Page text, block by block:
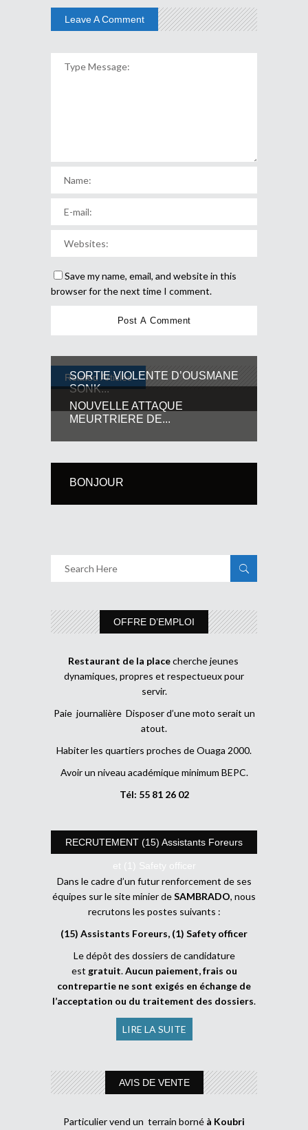
Leave A Comment
Save my name, email, and website in this
browser for the next time I comment.
Related Articles
SORTIE VIOLENTE D’OUSMANE
SONK...
NOUVELLE ATTAQUE
MEURTRIERE DE...
BONJOUR
OFFRE D’EMPLOI
Restaurant de la placecherche jeunes
dynamiques, propres et respectueux pour
servir.
Paie journalière Disposer d’une moto serait un
atout.
Habiter les quartiers proches de Ouaga 2000.
Avoir un niveau académique minimum BEPC.
Tél: 55 81 26 02
RECRUTEMENT (15) Assistants Foreurs
et (1) Safety officer
Dans le cadre d’un futur renforcement de ses
équipes sur le site minier deSAMBRADO, nous
recrutons les postes suivants :
(15) Assistants Foreurs, (1) Safety officer
Le dépôt des dossiers de candidature
est gratuit.Aucun paiement, frais ou
contrepartie ne sont exigés en échange de
l’acceptation ou du traitement des dossiers.
LIRE LA SUITE
AVIS DE VENTE
Particulier vend un terrain borné à Koubri